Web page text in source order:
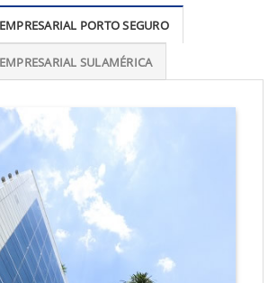
PORTO SEGURO
SULAMÉRICA